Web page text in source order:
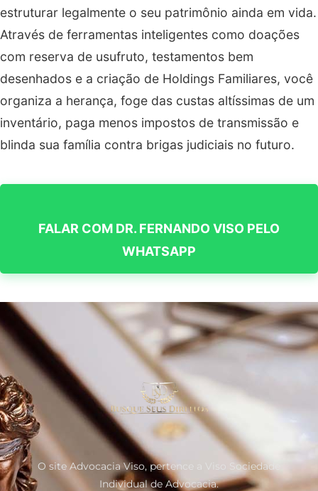
estruturar legalmente o seu patrimônio ainda em vida.
Através de ferramentas inteligentes como doações
com reserva de usufruto, testamentos bem
desenhados e a criação de Holdings Familiares, você
organiza a herança, foge das custas altíssimas de um
inventário, paga menos impostos de transmissão e
blinda sua família contra brigas judiciais no futuro.
FALAR COM DR. FERNANDO VISO PELO
WHATSAPP
O site Advocacia Viso, pertence a Viso Sociedade
Individual de Advocacia.